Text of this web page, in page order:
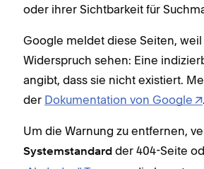
oder ihrer Sichtbarkeit für
Google meldet diese Seiten,
Widerspruch sehen: Eine
angibt, dass sie nicht existiert.
der Dokumentation von Google .
Um die Warnung zu entfernen,
Systemstandard der 404-Seite